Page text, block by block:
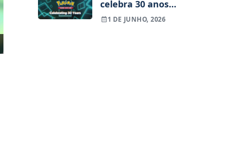
celebra 30 anos
com nova
expansão especial
1 DE JUNHO, 2026